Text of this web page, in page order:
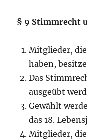
§ 9 Stimmrecht
Mitglieder,
haben,
Das
ausgeübt
Gewählt
das 18.
Mitglieder,